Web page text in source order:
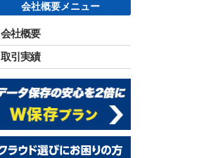
会社概要メニュー
会社概要
取引実績